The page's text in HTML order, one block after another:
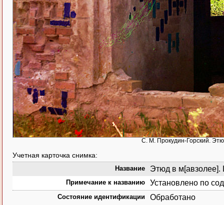
С. М. Прокудин-Горский.
Учетная карточка снимка:
Название Этюд в
Примечание к названию Установлено по
Состояние идентификации Обработано